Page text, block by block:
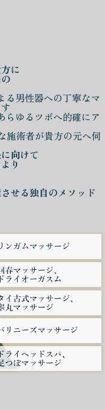
に
男性器への丁寧なマ
らゆるツボへ的確にア
施術者が貴方の元へ伺
向けて
り
せる独自のメソッド